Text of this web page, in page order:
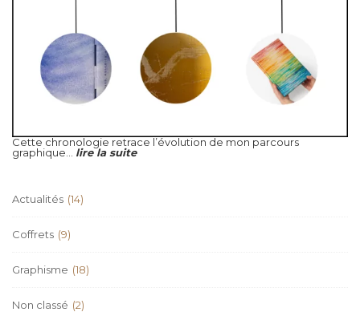
Cette chronologie retrace l’évolution de mon parcours
graphique... lire la suite
Actualités (14)
Coffrets (9)
Graphisme (18)
Non classé (2)